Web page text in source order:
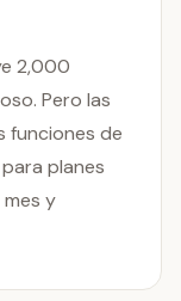
2,000
Pero las
funciones de
planes
y